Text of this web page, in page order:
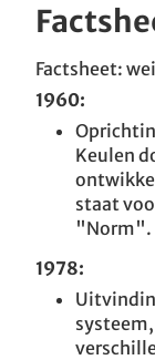
Accessoires
Factsheet:
1960:
Keulen
staat
"Norm".
1978: